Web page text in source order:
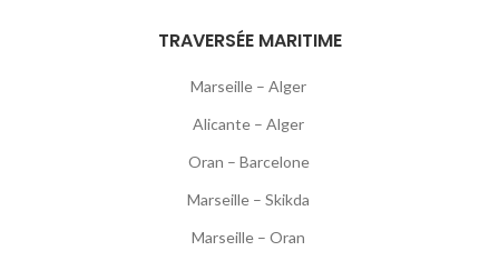
TRAVERSÉE MARITIME
Marseille – Alger
Alicante – Alger
Oran – Barcelone
Marseille – Skikda
Marseille – Oran